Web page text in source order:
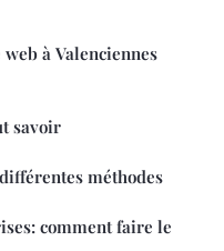
à Valenciennes
savoir
méthodes
comment faire le